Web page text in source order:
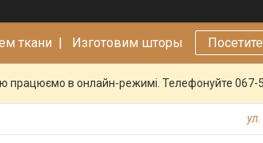
ткани | Изготовим шторы
працюємо в онлайн-режимі. Телефонуйте 067-